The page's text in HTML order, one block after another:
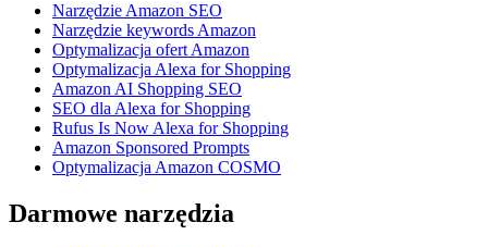
Narzędzie Amazon SEO
Narzędzie keywords Amazon
Optymalizacja ofert Amazon
Optymalizacja Alexa for Shopping
Amazon AI Shopping SEO
SEO dla Alexa for Shopping
Rufus Is Now Alexa for Shopping
Amazon Sponsored Prompts
Optymalizacja Amazon COSMO
Darmowe narzędzia